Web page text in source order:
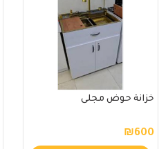
خزانة حوض مجلى
₪600